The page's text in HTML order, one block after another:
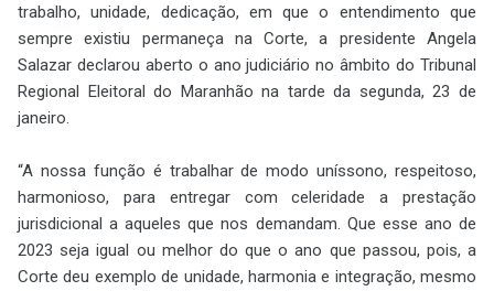
trabalho, unidade, dedicação, em que o entendimento que
sempre existiu permaneça na Corte, a presidente Angela
Salazar declarou aberto o ano judiciário no âmbito do Tribunal
Regional Eleitoral do Maranhão na tarde da segunda, 23 de
janeiro.
“A nossa função é trabalhar de modo uníssono, respeitoso,
harmonioso, para entregar com celeridade a prestação
jurisdicional a aqueles que nos demandam. Que esse ano de
2023 seja igual ou melhor do que o ano que passou, pois, a
Corte deu exemplo de unidade, harmonia e integração, mesmo